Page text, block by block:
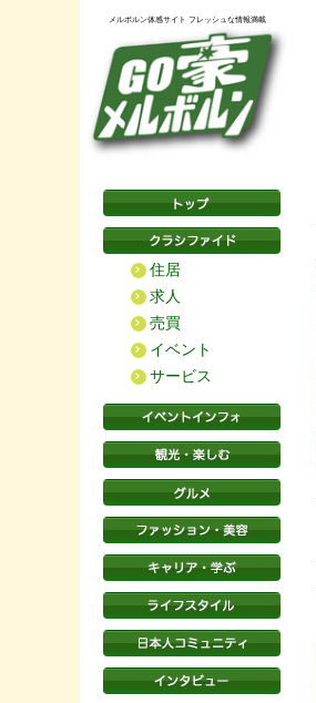
メルボルン体感サイト フレッシュな情報満載
住居
求人
売買
イベント
サービス